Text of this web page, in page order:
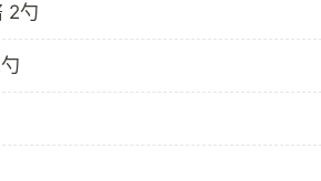
2勺